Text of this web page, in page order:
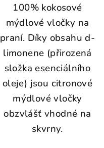
100% kokosové
mýdlové vločky na
praní. Díky obsahu d-
limonene (přirozená
složka esenciálního
oleje) jsou citronové
mýdlové vločky
obzvlášť vhodné na
skvrny.